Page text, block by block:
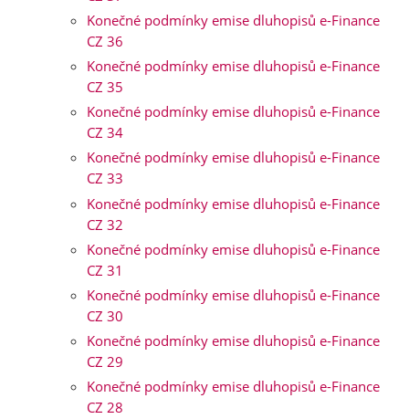
Konečné podmínky emise dluhopisů e-Finance
CZ 36
Konečné podmínky emise dluhopisů e-Finance
CZ 35
Konečné podmínky emise dluhopisů e-Finance
CZ 34
Konečné podmínky emise dluhopisů e-Finance
CZ 33
Konečné podmínky emise dluhopisů e-Finance
CZ 32
Konečné podmínky emise dluhopisů e-Finance
CZ 31
Konečné podmínky emise dluhopisů e-Finance
CZ 30
Konečné podmínky emise dluhopisů e-Finance
CZ 29
Konečné podmínky emise dluhopisů e-Finance
CZ 28